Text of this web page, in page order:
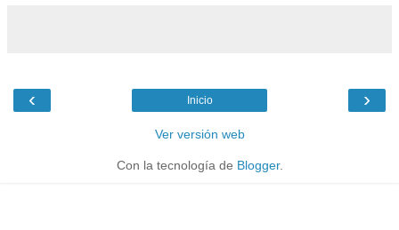
‹ ›
Inicio
Ver versión web
Con la tecnología de Blogger.